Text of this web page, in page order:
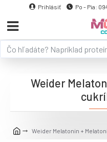
Prihlásiť Po - Pia:
Weider Melatonin +
Weider